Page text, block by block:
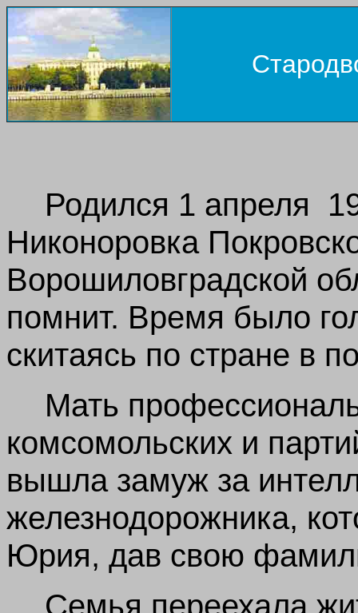
Родился 1 апреля
Никоноровка
Ворошиловградской
помнит. Время было
скитаясь по стране в
Мать
комсомольских и
вышла замуж за
железнодорожника,
Юрия, дав свою